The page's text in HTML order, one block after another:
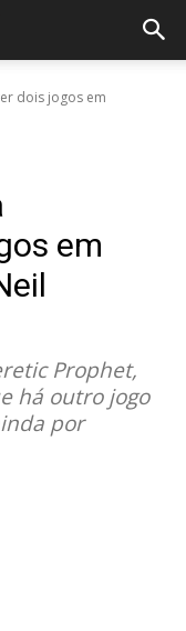
dois jogos em
em
Prophet,
há outro jogo
por